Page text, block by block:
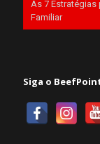
As 7 Estratégias
Familiar
Siga o